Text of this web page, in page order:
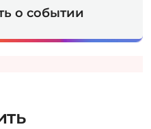
о событии